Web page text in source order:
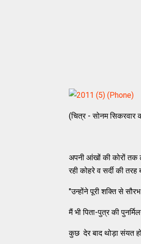
(चित्र - सोनम सिकरवार
अपनी आंखों की कोरों
रही कोहरे व सर्दी की तरह
"उन्होंने पूरी शक्ति से
मैं भी पिता-पुत्र की
कुछ देर बाद थोड़ा संयत